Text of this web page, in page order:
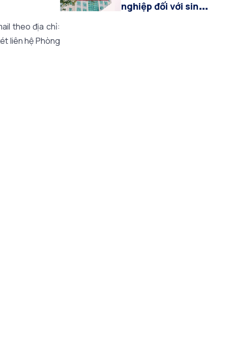
theo địa chỉ:
liên hệ Phòng
nghiệp đối với sinh